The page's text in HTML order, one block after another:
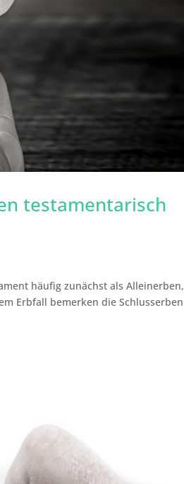
testamentarisch
häufig zunächst als Alleinerben,
Erbfall bemerken die Schlusserben